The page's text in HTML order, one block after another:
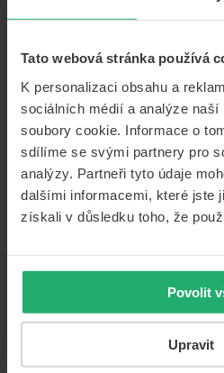
Tato webová stránka používá
K personalizaci obsahu a
sociálních médií a analýze
soubory cookie. Informace o
sdílíme se svými partnery pro
analýzy. Partneři tyto údaje
dalšími informacemi, které jste
získali v důsledku toho, že
Povolit
Upravit
[Číst více...]o
SPZ
depozitu
–
vše,
co
potřebujete
vědět
ČSOB povinné
VOZIDLA
07/11/2022OdJosef Vejvoda
Povinné
patří
povinné ručení pojišťovna
konkrétně: ČSOB povinné
povinné ručení Dominant